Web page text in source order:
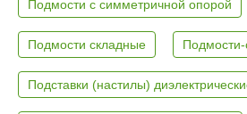
Подмости с симметричной опорой
Подмости складные Подмости-
Подставки (настилы)